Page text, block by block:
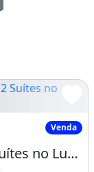
no Luzardo
Venda
Apartamentos de 58M² com 2 Suítes no Luzardo Viana, Entrada Facilitada!